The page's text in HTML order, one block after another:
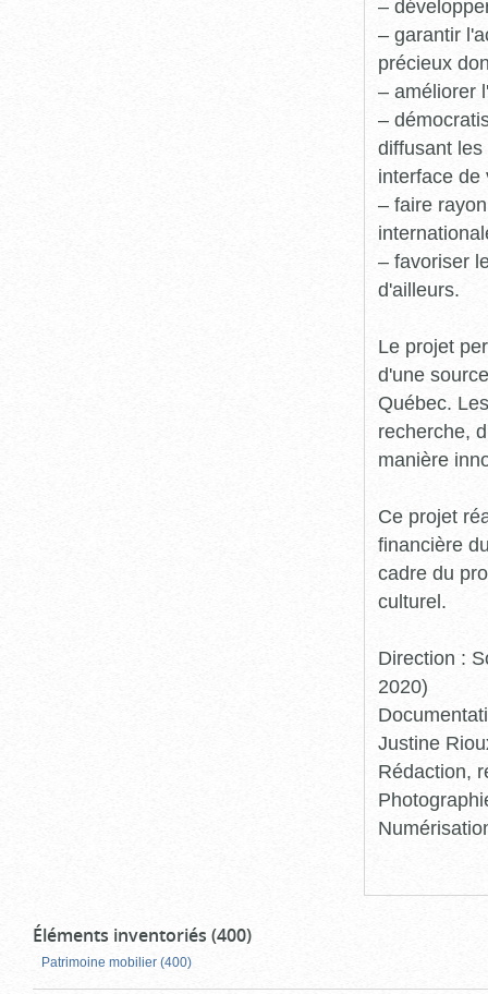
–
– garantir
précieux
– améliorer
–
diffusant
interface de
– faire
– favoriser
d'ailleurs.
Le projet
d'une
Québec.
recherche,
manière
Ce projet
financière
cadre du
culturel.
Direction :
2020)
Justine
Rédaction,
Éléments inventoriés (400)
Patrimoine mobilier (400)